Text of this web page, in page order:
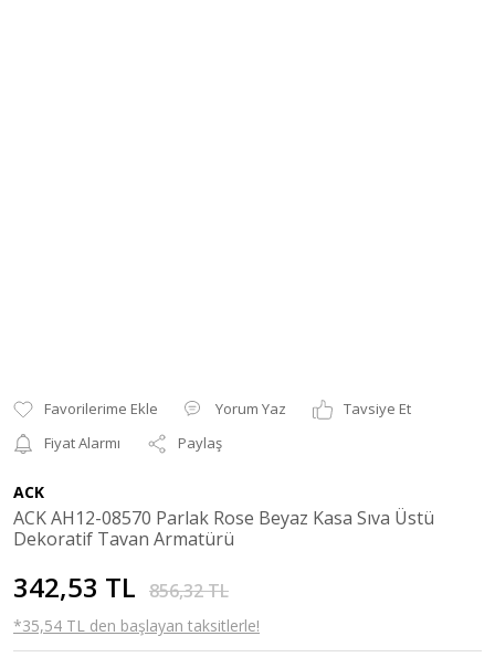
Yorum Yaz
Tavsiye Et
Fiyat Alarmı
Paylaş
ACK
ACK AH12-08570 Parlak Rose Beyaz Kasa Sıva Üstü
Dekoratif Tavan Armatürü
342,53 TL 856,32 TL
*35,54 TL den başlayan taksitlerle!